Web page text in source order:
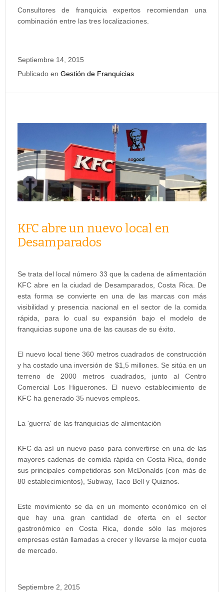
Consultores de franquicia expertos recomiendan una
combinación entre las tres localizaciones.
Septiembre 14, 2015
Publicado en Gestión de Franquicias
KFC abre un nuevo local en
Desamparados
Se trata del local número 33 que la cadena de alimentación
KFC abre en la ciudad de Desamparados, Costa Rica. De
esta forma se convierte en una de las marcas con más
visibilidad y presencia nacional en el sector de la comida
rápida, para lo cual su expansión bajo el modelo de
franquicias supone una de las causas de su éxito.
El nuevo local tiene 360 metros cuadrados de construcción
y ha costado una inversión de $1,5 millones. Se sitúa en un
terreno de 2000 metros cuadrados, junto al Centro
Comercial Los Higuerones. El nuevo establecimiento de
KFC ha generado 35 nuevos empleos.
La 'guerra' de las franquicias de alimentación
KFC da así un nuevo paso para convertirse en una de las
mayores cadenas de comida rápida en Costa Rica, donde
sus principales competidoras son McDonalds (con más de
80 establecimientos), Subway, Taco Bell y Quiznos.
Este movimiento se da en un momento económico en el
que hay una gran cantidad de oferta en el sector
gastronómico en Costa Rica, donde sólo las mejores
empresas están llamadas a crecer y llevarse la mejor cuota
de mercado.
Septiembre 2, 2015